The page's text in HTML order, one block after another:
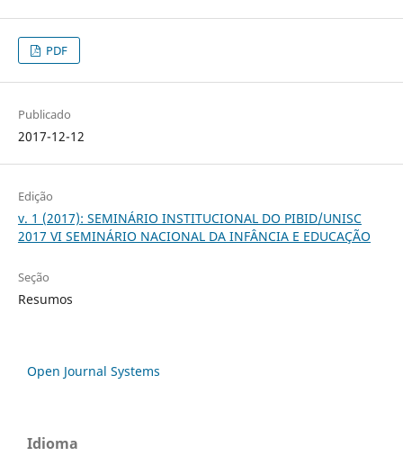
PDF
Publicado
2017-12-12
Edição
v. 1 (2017): SEMINÁRIO INSTITUCIONAL DO PIBID/UNISC
2017 VI SEMINÁRIO NACIONAL DA INFÂNCIA E EDUCAÇÃO
Seção
Resumos
Open Journal Systems
Idioma